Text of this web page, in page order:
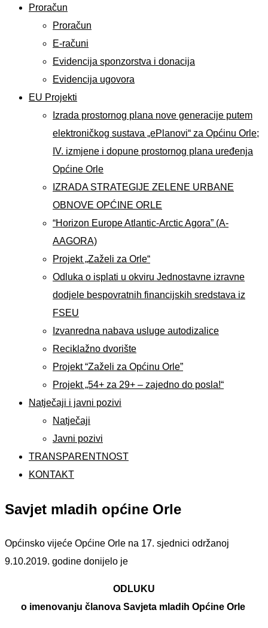
Proračun
Proračun
E-računi
Evidencija sponzorstva i donacija
Evidencija ugovora
EU Projekti
Izrada prostornog plana nove generacije putem
elektroničkog sustava „ePlanovi“ za Općinu Orle;
IV. izmjene i dopune prostornog plana uređenja
Općine Orle
IZRADA STRATEGIJE ZELENE URBANE
OBNOVE OPĆINE ORLE
“Horizon Europe Atlantic-Arctic Agora” (A-
AAGORA)
Projekt „Zaželi za Orle“
Odluka o isplati u okviru Jednostavne izravne
dodjele bespovratnih financijskih sredstava iz
FSEU
Izvanredna nabava usluge autodizalice
Reciklažno dvorište
Projekt “Zaželi za Općinu Orle”
Projekt „54+ za 29+ – zajedno do posla!“
Natječaji i javni pozivi
Natječaji
Javni pozivi
TRANSPARENTNOST
KONTAKT
Savjet mladih općine Orle
Općinsko vijeće Općine Orle na 17. sjednici održanoj
9.10.2019. godine donijelo je
ODLUKU
o imenovanju članova Savjeta mladih Općine Orle